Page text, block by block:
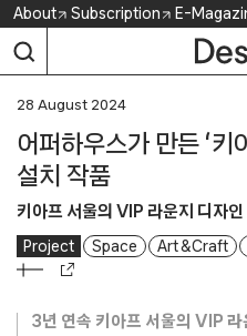
Skip
content
About Subscription E-
28 August 2024
어퍼하우스가 만든 ‘키
설치 작품
키아프 서울의 VIP 라운지 디자인
Project Space Art & Craft
3년 연속 키아프 서울의 VIP